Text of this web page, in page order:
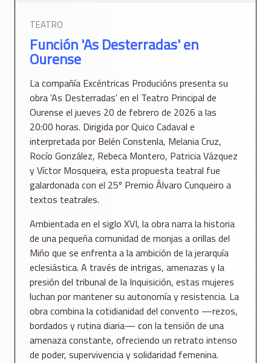
TEATRO
Función 'As Desterradas' en
Ourense
La compañía Excéntricas Producións presenta su
obra 'As Desterradas' en el Teatro Principal de
Ourense el jueves 20 de febrero de 2026 a las
20:00 horas. Dirigida por Quico Cadaval e
interpretada por Belén Constenla, Melania Cruz,
Rocío González, Rebeca Montero, Patricia Vázquez
y Víctor Mosqueira, esta propuesta teatral fue
galardonada con el 25º Premio Álvaro Cunqueiro a
textos teatrales.
Ambientada en el siglo XVI, la obra narra la historia
de una pequeña comunidad de monjas a orillas del
Miño que se enfrenta a la ambición de la jerarquía
eclesiástica. A través de intrigas, amenazas y la
presión del tribunal de la Inquisición, estas mujeres
luchan por mantener su autonomía y resistencia. La
obra combina la cotidianidad del convento —rezos,
bordados y rutina diaria— con la tensión de una
amenaza constante, ofreciendo un retrato intenso
de poder, supervivencia y solidaridad femenina.